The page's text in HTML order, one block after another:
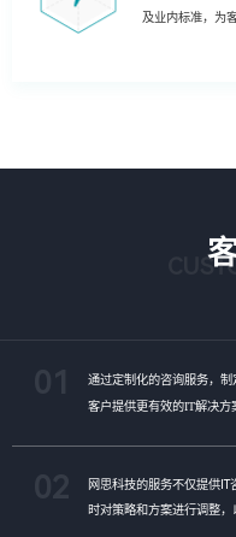
及业内标准，为
通过定制化的咨询服务，
客户提供更有效的IT解决方
网思科技的服务不仅提供
时对策略和方案进行调整，